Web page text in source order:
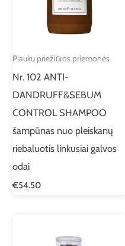
Plaukų priežiūros priemonės
Nr. 102 ANTI-
DANDRUFF&SEBUM
CONTROL SHAMPOO
šampūnas nuo pleiskanų
riebaluotis linkusiai galvos
odai
€54.50